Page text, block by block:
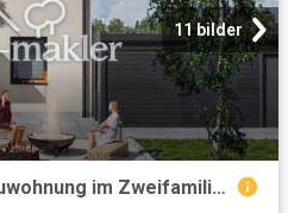
11 bilder
Barrierefreie EG Neubauwohnung im Zweifamilienhaus – Wohnen wie im Bungalow